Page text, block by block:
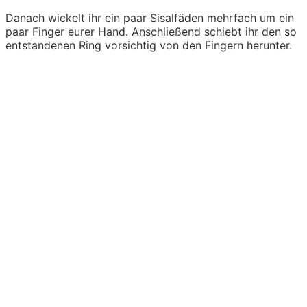
Danach wickelt ihr ein paar Sisalfäden mehrfach um ein
paar Finger eurer Hand. Anschließend schiebt ihr den so
entstandenen Ring vorsichtig von den Fingern herunter.